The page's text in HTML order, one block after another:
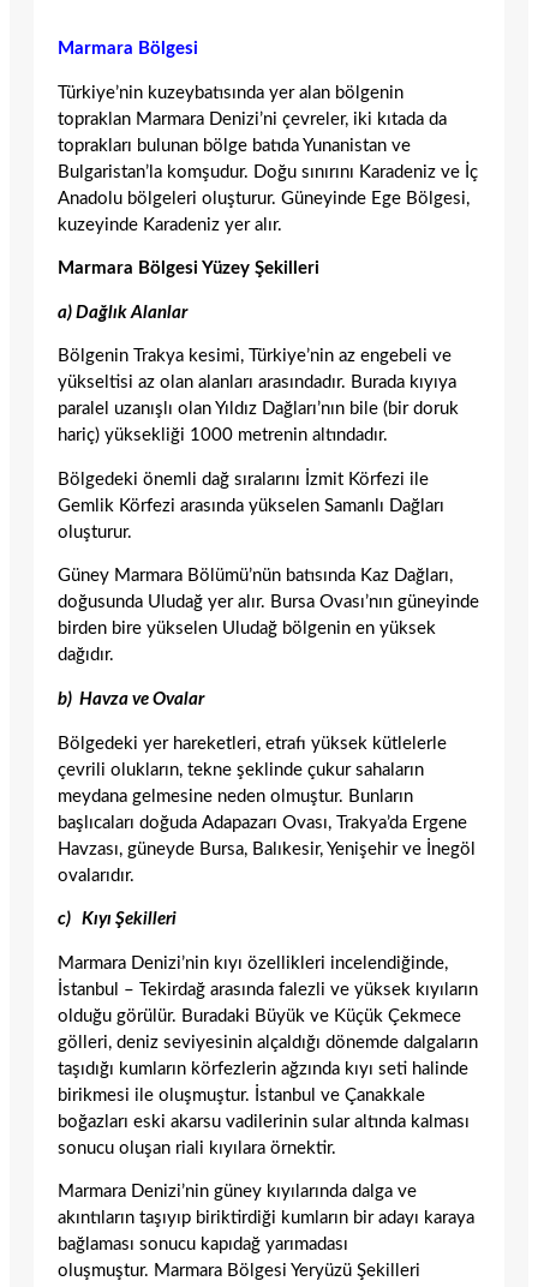
Marmara Bölgesi
Türkiye’nin kuzeybatısında yer alan bölgenin
topraklan Marmara Denizi’ni çevreler, iki kıtada da
toprakları bu­lunan bölge batıda Yunanistan ve
Bulgaristan’la komşu­dur. Doğu sınırını Karadeniz ve İç
Anadolu bölgeleri oluşturur. Güneyinde Ege Bölgesi,
kuzeyinde Karadeniz yer alır.
Marmara Bölgesi Yüzey Şekilleri
a) Dağlık Alanlar
Bölgenin Trakya kesimi, Türkiye’nin az engebeli ve
yük­seltisi az olan alanları arasındadır. Burada kıyıya
para­lel uzanışlı olan Yıldız Dağları’nın bile (bir doruk
hariç) yüksekliği 1000 metrenin altındadır.
Bölgedeki önemli dağ sıralarını İzmit Körfezi ile
Gemlik Körfezi arasında yükselen Samanlı Dağları
oluşturur.
Güney Marmara Bölümü’nün batısında Kaz Dağları,
do­ğusunda Uludağ yer alır. Bursa Ovası’nın güneyinde
bir­den bire yükselen Uludağ bölgenin en yüksek
dağıdır.
b) Havza ve Ovalar
Bölgedeki yer hareketleri, etrafı yüksek kütlelerle
çevri­li olukların, tekne şeklinde çukur sahaların
meydana gelmesine neden olmuştur. Bunların
başlıcaları doğuda Adapazarı Ovası, Trakya’da Ergene
Havzası, güneyde Bursa, Balıkesir, Yenişehir ve İnegöl
ovalarıdır.
c) Kıyı Şekilleri
Marmara Denizi’nin kıyı özellikleri incelendiğinde,
İstan­bul – Tekirdağ arasında falezli ve yüksek kıyıların
oldu­ğu görülür. Buradaki Büyük ve Küçük Çekmece
gölleri, deniz seviyesinin alçaldığı dönemde dalgaların
taşıdığı kumların körfezlerin ağzında kıyı seti halinde
birikmesi ile oluşmuştur. İstanbul ve Çanakkale
boğazları eski akarsu vadilerinin sular altında kalması
sonucu oluşan riali kıyılara örnektir.
Marmara Denizi’nin güney kıyılarında dalga ve
akıntıla­rın taşıyıp biriktirdiği kumların bir adayı karaya
bağla­ması sonucu kapıdağ yarımadası
oluşmuştur. Marmara Bölgesi Yeryüzü Şekilleri